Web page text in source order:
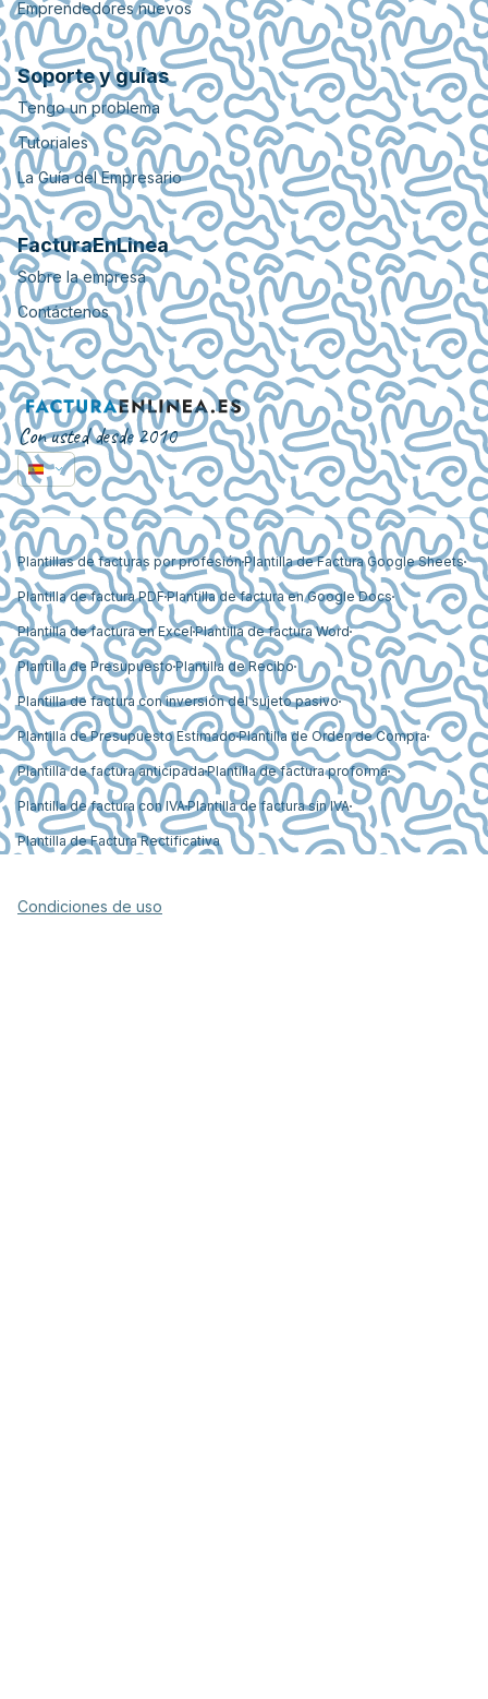
Emprendedores nuevos
Soporte y guías
Tengo un problema
Tutoriales
La Guía del Empresario
FacturaEnLinea
Sobre la empresa
Contáctenos
Con usted desde 2010
Plantillas de facturas por profesiónPlantilla de Factura Google Sheets
Plantilla de factura PDFPlantilla de factura en Google Docs
Plantilla de factura en ExcelPlantilla de factura Word
Plantilla de Presupuesto Plantilla de Recibo
Plantilla de factura con inversión del sujeto pasivo
Plantilla de Presupuesto EstimadoPlantilla de Orden de Compra
Plantilla de factura anticipadaPlantilla de factura proforma
Plantilla de factura con IVAPlantilla de factura sin IVA
Plantilla de Factura Rectificativa
Condiciones de uso